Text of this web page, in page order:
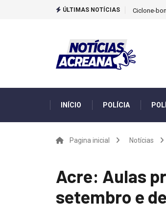
ÚLTIMAS NOTÍCIAS Ciclone-
INÍCIO POLÍCIA
Pagina inicial Notícias
Acre: Aulas
setembro e